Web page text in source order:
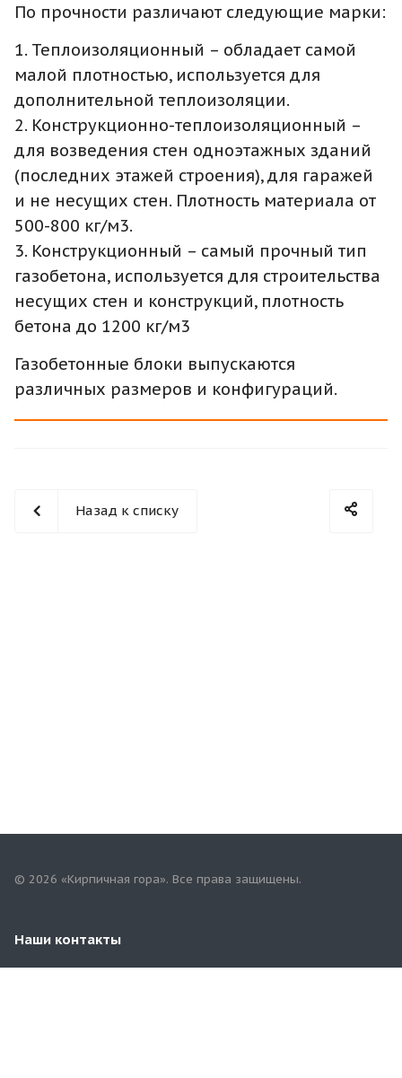
По прочности различают следующие марки:
1. Теплоизоляционный – обладает самой
малой плотностью, используется для
дополнительной теплоизоляции.
2. Конструкционно-теплоизоляционный –
для возведения стен одноэтажных зданий
(последних этажей строения), для гаражей
и не несущих стен. Плотность материала от
500-800 кг/м3.
3. Конструкционный – самый прочный тип
газобетона, используется для строительства
несущих стен и конструкций, плотность
бетона до 1200 кг/м3
Газобетонные блоки выпускаются
различных размеров и конфигураций.
Назад к списку
© 2026 «Кирпичная гора». Все права защищены.
Наши контакты
+7(958)268-82-02